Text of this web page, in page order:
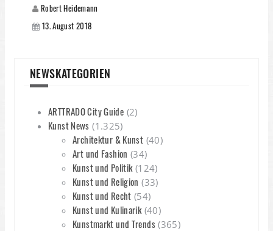
Robert Heidemann
13. August 2018
NEWSKATEGORIEN
ARTTRADO City Guide (2)
Kunst News (1.325)
Architektur & Kunst (40)
Art und Fashion (34)
Kunst und Politik(124)
Kunst und Religion (33)
Kunst und Recht (54)
Kunst und Kulinarik(40)
Kunstmarkt und Trends(365)